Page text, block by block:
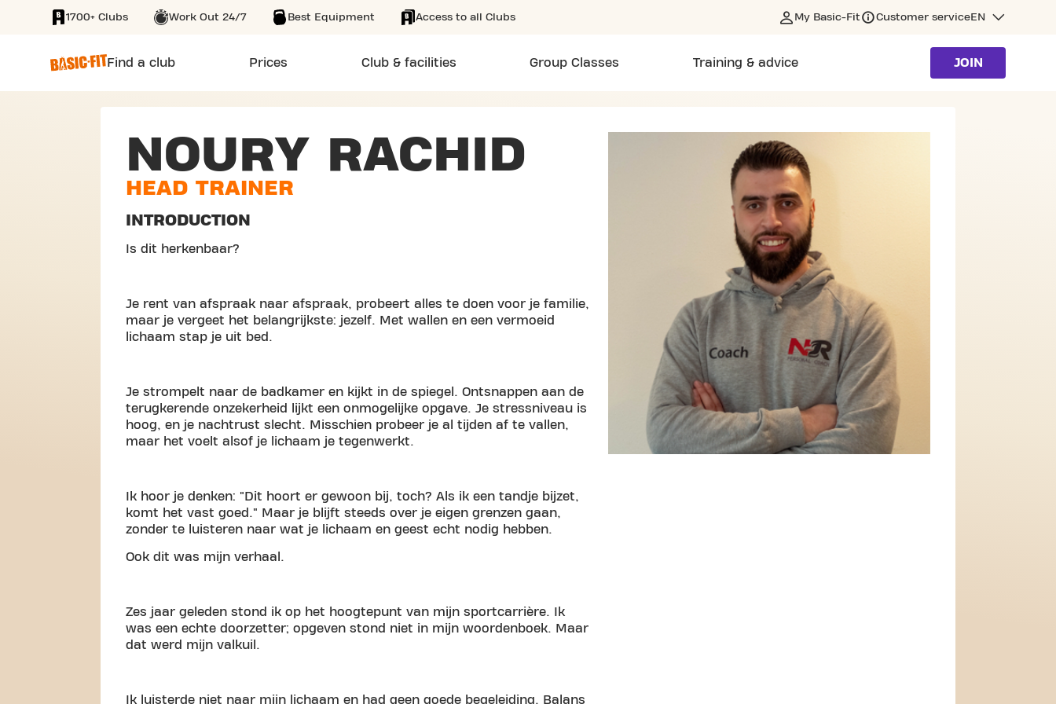
SKIP TO MAIN CONTENT
1700+ Clubs Work Out 24/7 Best Equipment Access to all Clubs My Basic-Fit Customer serviceEN
Find a club Prices Club & facilities Group Classes Training & advice JOIN
NOURY RACHID
HEAD TRAINER
INTRODUCTION
Is dit herkenbaar?
Je rent van afspraak naar afspraak, probeert alles te doen voor je familie,
maar je vergeet het belangrijkste: jezelf. Met wallen en een vermoeid
lichaam stap je uit bed.
Je strompelt naar de badkamer en kijkt in de spiegel. Ontsnappen aan de
terugkerende onzekerheid lijkt een onmogelijke opgave. Je stressniveau is
hoog, en je nachtrust slecht. Misschien probeer je al tijden af te vallen,
maar het voelt alsof je lichaam je tegenwerkt.
Ik hoor je denken: "Dit hoort er gewoon bij, toch? Als ik een tandje bijzet,
komt het vast goed." Maar je blijft steeds over je eigen grenzen gaan,
zonder te luisteren naar wat je lichaam en geest echt nodig hebben.
Ook dit was mijn verhaal.
Zes jaar geleden stond ik op het hoogtepunt van mijn sportcarrière. Ik
was een echte doorzetter; opgeven stond niet in mijn woordenboek. Maar
dat werd mijn valkuil.
Ik luisterde niet naar mijn lichaam en had geen goede begeleiding. Balans